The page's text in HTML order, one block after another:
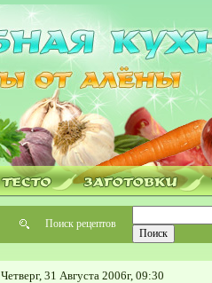
Поиск рецептов
Четверг, 31 Августа 2006г, 09:30